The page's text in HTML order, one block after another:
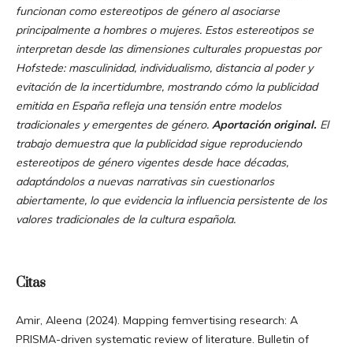
funcionan como estereotipos de género al asociarse
principalmente a hombres o mujeres. Estos estereotipos se
interpretan desde las dimensiones culturales propuestas por
Hofstede: masculinidad, individualismo, distancia al poder y
evitación de la incertidumbre, mostrando cómo la publicidad
emitida en España refleja una tensión entre modelos
tradicionales y emergentes de género. Aportación original. El
trabajo demuestra que la publicidad sigue reproduciendo
estereotipos de género vigentes desde hace décadas,
adaptándolos a nuevas narrativas sin cuestionarlos
abiertamente, lo que evidencia la influencia persistente de los
valores tradicionales de la cultura española.
Citas
Amir, Aleena (2024). Mapping femvertising research: A
PRISMA-driven systematic review of literature. Bulletin of